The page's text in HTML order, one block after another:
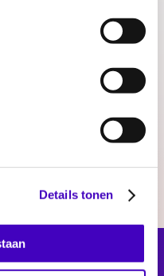
Details tonen
met